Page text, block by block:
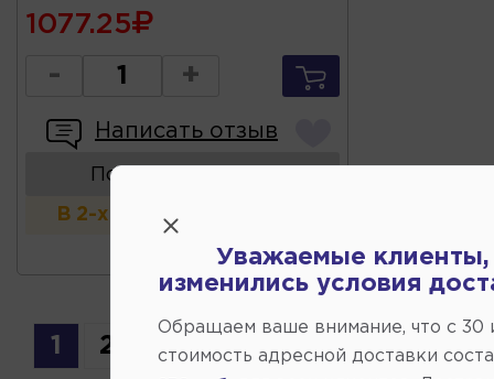
1077.25
- +
Написать отзыв
Показать аналоги
В 2-х и более магазинах
1 2
Уважаемые клиенты,
изменились условия
Обращаем ваше внимание, что c 30
стоимость адресной доставки